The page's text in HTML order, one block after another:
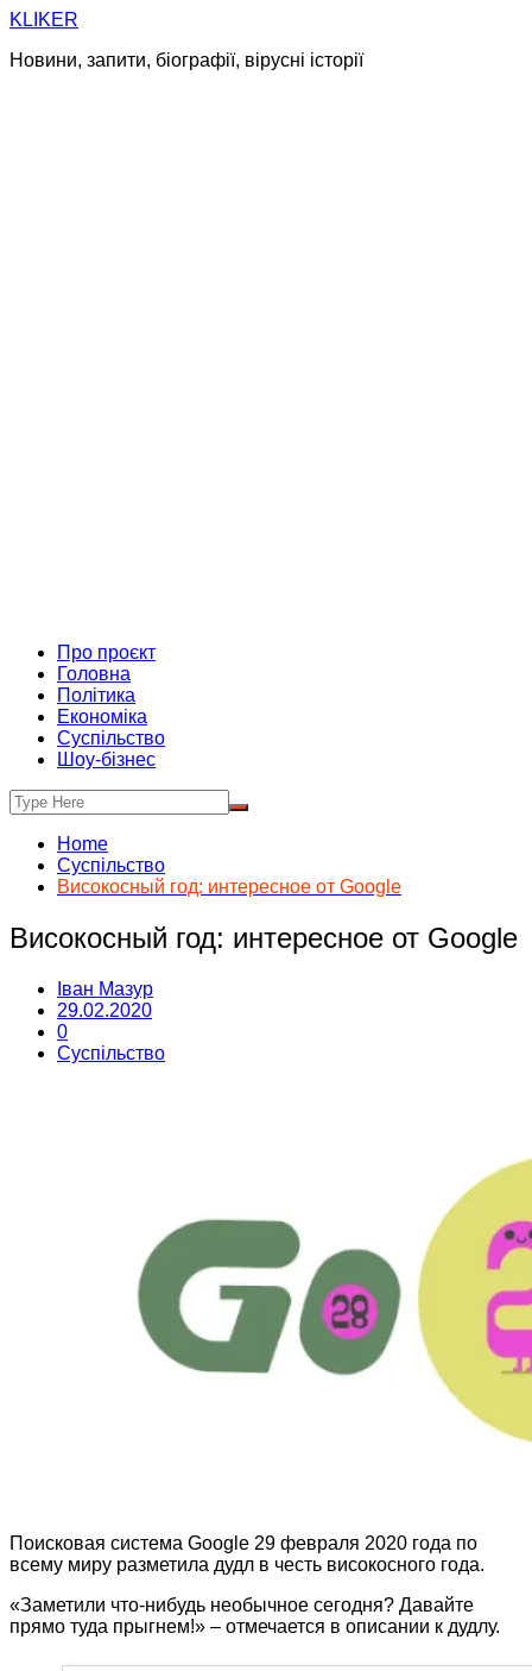
Skip
content
KLIKER
Новини, запити, біографії, вірусні історії
Про проєкт
Головна
Політика
Економіка
Суспільство
Шоу-бізнес
Home
Суспільство
Високосный год: интересное от Google
Високосный год: интересное от Google
Іван Мазур
29.02.2020
0
Суспільство
Поисковая система Google 29 февраля 2020 года по
всему миру разметила дудл в честь високосного года.
«Заметили что-нибудь необычное сегодня? Давайте
прямо туда прыгнем!» – отмечается в описании к дудлу.